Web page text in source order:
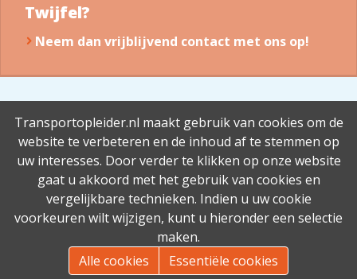
Transportopleider.nl maakt gebruik van cookies om de
website te verbeteren en de inhoud af te stemmen op
uw interesses. Door verder te klikken op onze website
gaat u akkoord met het gebruik van cookies en
vergelijkbare technieken. Indien u uw cookie
voorkeuren wilt wijzigen, kunt u hieronder een selectie
maken.
Alle cookies
Essentiële cookies
Twijfel?
Neem dan vrijblijvend contact met ons op!
Contact
info@vervoerscollegevenlo.nl
Contact